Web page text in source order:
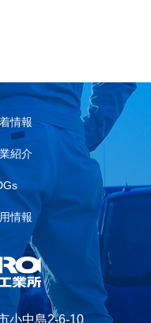
情報
紹介
情報
小中島2-6-10